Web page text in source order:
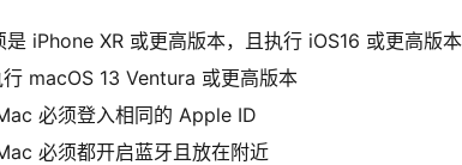
是 iPhone XR 或更高版本，且执行 iOS16 或更高版本
macOS 13 Ventura 或更高版本
必须登入相同的 Apple ID
必须都开启蓝牙且放在附近